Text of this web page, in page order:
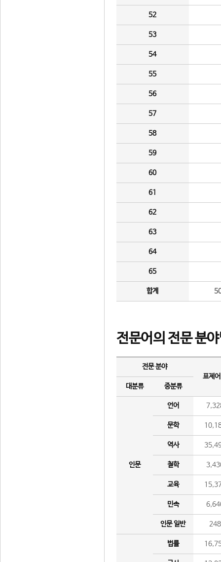
52
53
54
55
56
57
58
59
60
61
62
63
64
65
합계
전문어의 전문 분
전문 분야
표제
대분류
중분류
인문
언어
문학
역사
철학
교육
민속
인문 일반 248
법률